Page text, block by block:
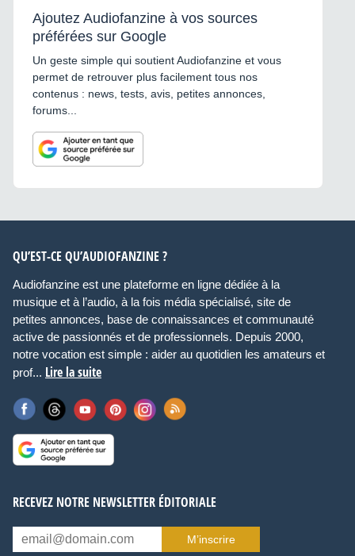
Ajoutez Audiofanzine à vos sources
préférées sur Google
Un geste simple qui soutient Audiofanzine et vous
permet de retrouver plus facilement tous nos
contenus : news, tests, avis, petites annonces,
forums...
QU’EST-CE QU’AUDIOFANZINE ?
Audiofanzine est une plateforme en ligne dédiée à la
musique et à l’audio, à la fois média spécialisé, site de
petites annonces, base de connaissances et communauté
active de passionnés et de professionnels. Depuis 2000,
notre vocation est simple : aider au quotidien les amateurs et
prof... Lire la suite
RECEVEZ NOTRE NEWSLETTER ÉDITORIALE
M’inscrire